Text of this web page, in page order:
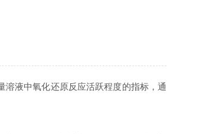
液中氧化还原反应活跃程度的指标，通